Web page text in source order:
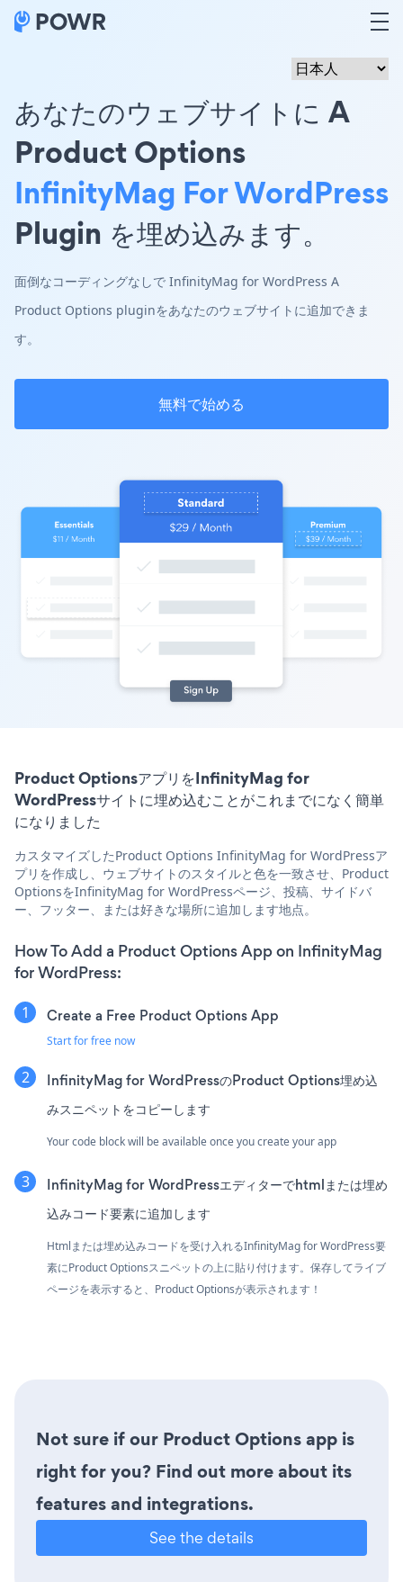
あなたのウェブサイトに A
Product Options
InfinityMag For WordPress
Plugin を埋め込みます。
面倒なコーディングなしで InfinityMag for WordPress A
Product Options pluginをあなたのウェブサイトに追加できま
す。
無料で始める
Product OptionsアプリをInfinityMag for
WordPressサイトに埋め込むことがこれまでになく簡単
になりました
カスタマイズしたProduct Options InfinityMag for WordPressア
プリを作成し、ウェブサイトのスタイルと色を一致させ、Product
OptionsをInfinityMag for WordPressページ、投稿、サイドバ
ー、フッター、または好きな場所に追加します地点。
How To Add a Product Options App on InfinityMag
for WordPress:
Create a Free Product Options App
Start for free now
InfinityMag for WordPressのProduct Options埋め込
みスニペットをコピーします
Your code block will be available once you create your app
InfinityMag for WordPressエディターでhtmlまたは埋め
込みコード要素に追加します
Htmlまたは埋め込みコードを受け入れるInfinityMag for WordPress要
素にProduct Optionsスニペットの上に貼り付けます。保存してライブ
ページを表示すると、Product Optionsが表示されます！
Not sure if our Product Options app is
right for you? Find out more about its
features and integrations.
See the details